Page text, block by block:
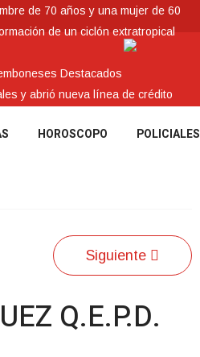
de 70 años y una mujer de 60
de un ciclón extratropical
Destacados
y abrió nueva línea de crédito
HOROSCOPO POLICIALES
Siguiente
Q.E.P.D.